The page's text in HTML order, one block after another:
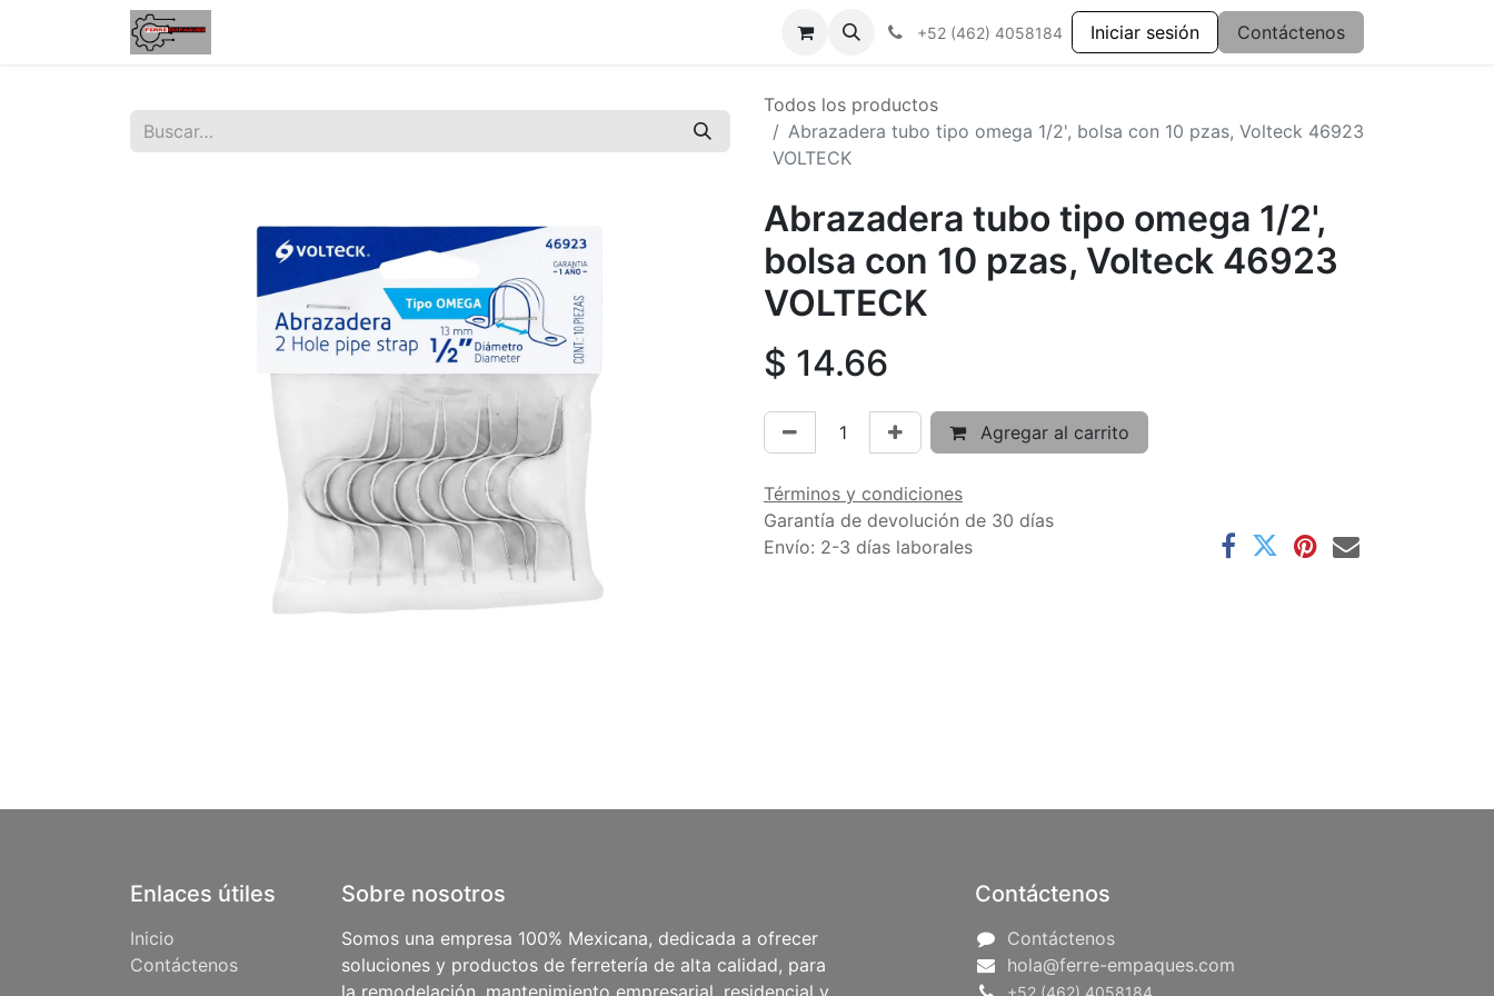
+52 (462) 4058184 Iniciar sesión Contáctenos
Todos los productos
Abrazadera tubo tipo omega 1/2', bolsa con 10 pzas, Volteck 46923
VOLTECK
Abrazadera tubo tipo omega 1/2',
bolsa con 10 pzas, Volteck 46923
VOLTECK
$ 14.66
Agregar al carrito
Términos y condiciones
Garantía de devolución de 30 días
Envío: 2-3 días laborales
Enlaces útiles
Inicio
Contáctenos
Sobre nosotros
Somos una empresa 100% Mexicana, dedicada a ofrecer
soluciones y productos de ferretería de alta calidad, para
la remodelación, mantenimiento empresarial, residencial y
Contáctenos
Contáctenos
hola@ferre-empaques.com
+52 (462) 4058184